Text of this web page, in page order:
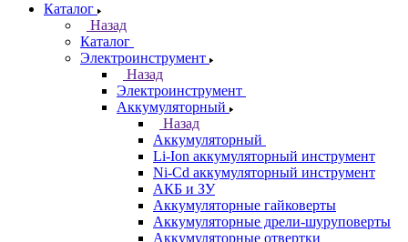
Каталог
Назад
Каталог
Электроинструмент
Назад
Электроинструмент
Аккумуляторный
Назад
Аккумуляторный
Li-Ion аккумуляторный инструмент
Ni-Cd аккумуляторный инструмент
АКБ и ЗУ
Аккумуляторные гайковерты
Аккумуляторные дрели-шуруповерты
Аккумуляторные отвертки